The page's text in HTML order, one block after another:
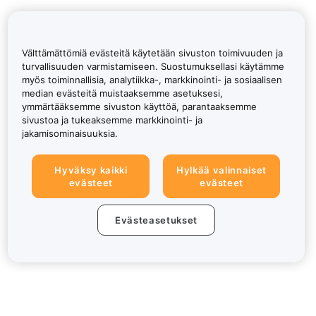
Välttämättömiä evästeitä käytetään sivuston toimivuuden ja
turvallisuuden varmistamiseen. Suostumuksellasi käytämme
myös toiminnallisia, analytiikka-, markkinointi- ja sosiaalisen
median evästeitä muistaaksemme asetuksesi,
ymmärtääksemme sivuston käyttöä, parantaaksemme
sivustoa ja tukeaksemme markkinointi- ja
jakamisominaisuuksia.
Hyväksy kaikki
evästeet
Hylkää valinnaiset
evästeet
Evästeasetukset